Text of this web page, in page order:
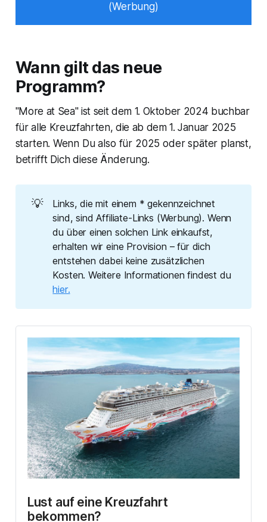
(Werbung)
Wann gilt das neue
Programm?
"More at Sea" ist seit dem 1. Oktober 2024 buchbar
für alle Kreuzfahrten, die ab dem 1. Januar 2025
starten. Wenn Du also für 2025 oder später planst,
betrifft Dich diese Änderung.
💡
Links, die mit einem * gekennzeichnet
sind, sind Affiliate-Links (Werbung). Wenn
du über einen solchen Link einkaufst,
erhalten wir eine Provision – für dich
entstehen dabei keine zusätzlichen
Kosten. Weitere Informationen findest du
hier.
Lust auf eine Kreuzfahrt
bekommen?